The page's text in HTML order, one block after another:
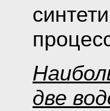
две